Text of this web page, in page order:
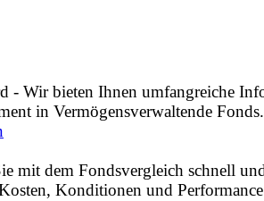
- Wir bieten Ihnen umfangreiche
in Vermögensverwaltende Fonds.
mit dem Fondsvergleich schnell
Konditionen und